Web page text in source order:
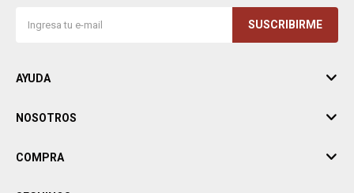
SUSCRIBIRME
AYUDA
NOSOTROS
COMPRA